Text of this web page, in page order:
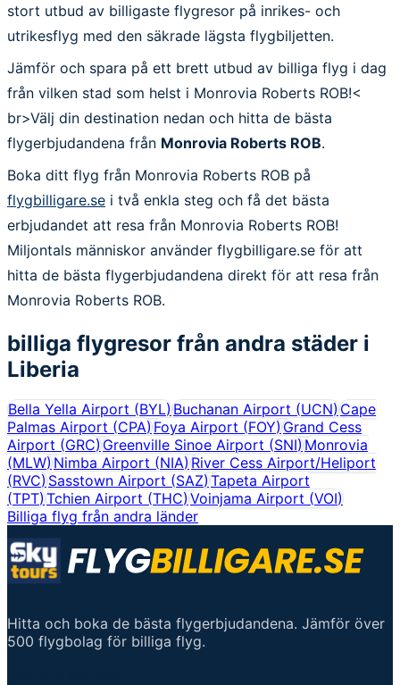
stort utbud av billigaste flygresor på inrikes- och
utrikesflyg med den säkrade lägsta flygbiljetten.
Jämför och spara på ett brett utbud av billiga flyg i dag
från vilken stad som helst i Monrovia Roberts ROB!<
br>Välj din destination nedan och hitta de bästa
flygerbjudandena från Monrovia Roberts ROB.
Boka ditt flyg från Monrovia Roberts ROB på
flygbilligare.se i två enkla steg och få det bästa
erbjudandet att resa från Monrovia Roberts ROB!
Miljontals människor använder flygbilligare.se för att
hitta de bästa flygerbjudandena direkt för att resa från
Monrovia Roberts ROB.
billiga flygresor från andra städer i
Liberia
Bella Yella Airport (BYL)Buchanan Airport (UCN)Cape
Palmas Airport (CPA)Foya Airport (FOY) Grand Cess
Airport (GRC)Greenville Sinoe Airport (SNI) Monrovia
(MLW)Nimba Airport (NIA) River Cess Airport/Heliport
(RVC)Sasstown Airport (SAZ) Tapeta Airport
(TPT)Tchien Airport (THC) Voinjama Airport (VOI)
Billiga flyg från andra länder
Hitta och boka de bästa flygerbjudandena. Jämför över
500 flygbolag för billiga flyg.